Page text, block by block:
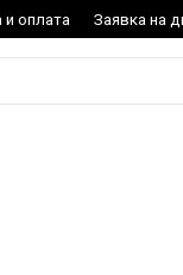
оплата Заявка на